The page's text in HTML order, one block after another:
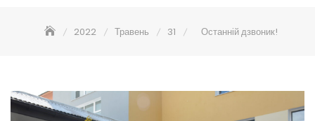
2022 Травень 31 Останній дзвоник!